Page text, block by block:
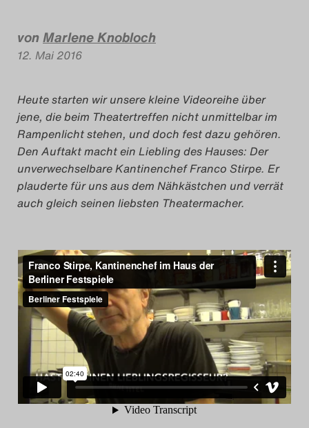
Archiv
Nutzungsbedingungen
Search
vonMarlene Knobloch
12. Mai 2016
Heute starten wir unsere kleine Videoreihe über
jene, die beim Theatertreffen nicht unmittelbar im
Rampenlicht stehen, und doch fest dazu gehören.
Den Auftakt macht ein Liebling des Hauses: Der
unverwechselbare Kantinenchef Franco Stirpe. Er
plauderte für uns aus dem Nähkästchen und verrät
auch gleich seinen liebsten Theatermacher.